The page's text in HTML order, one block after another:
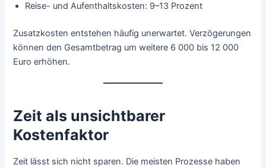
Reise- und Aufenthaltskosten: 9–13 Prozent
Zusatzkosten entstehen häufig unerwartet. Verzögerungen
können den Gesamtbetrag um weitere 6 000 bis 12 000
Euro erhöhen.
Zeit als unsichtbarer
Kostenfaktor
Zeit lässt sich nicht sparen. Die meisten Prozesse haben